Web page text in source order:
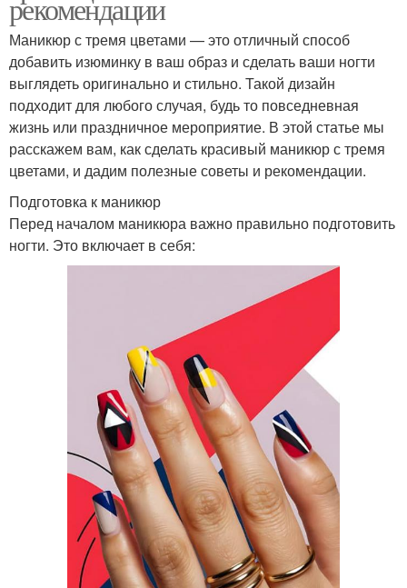
рекомендации
Маникюр с тремя цветами — это отличный способ
добавить изюминку в ваш образ и сделать ваши ногти
выглядеть оригинально и стильно. Такой дизайн
подходит для любого случая, будь то повседневная
жизнь или праздничное мероприятие. В этой статье мы
расскажем вам, как сделать красивый маникюр с тремя
цветами, и дадим полезные советы и рекомендации.
Подготовка к маникюр
Перед началом маникюра важно правильно подготовить
ногти. Это включает в себя: